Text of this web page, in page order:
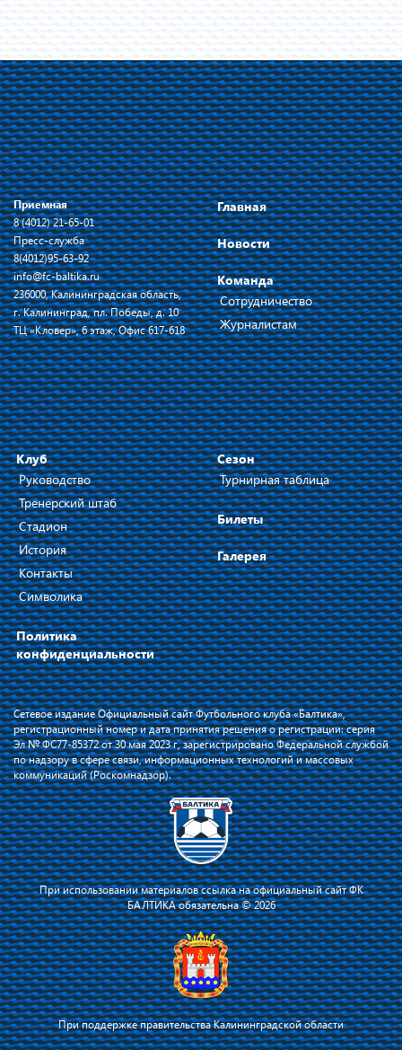
Я соглашаюсь с тем, что владелец сайта использует файлы cookie для
Приемная
8 (4012) 21-65-01
Пресс-служба
8(4012)95-63-92
info@fc-baltika.ru
236000, Калининградская область,
г. Калининград, пл. Победы, д. 10
ТЦ «Кловер», 6 этаж, Офис 617-618
Главная
Новости
Команда
Сотрудничество
Журналистам
Клуб
Руководство
Тренерский штаб
Стадион
История
Контакты
Символика
Политика
конфиденциальности
Сезон
Турнирная таблица
Билеты
Галерея
Сетевое издание Официальный сайт Футбольного клуба «Балтика»,
регистрационный номер и дата принятия решения о регистрации: серия
Эл № ФС77-85372 от 30 мая 2023 г, зарегистрировано Федеральной службой
по надзору в сфере связи, информационных технологий и массовых
коммуникаций (Роскомнадзор).
При использовании материалов ссылка на официальный сайт ФК
БАЛТИКА обязательна © 2026
При поддержке правительства Калининградской области